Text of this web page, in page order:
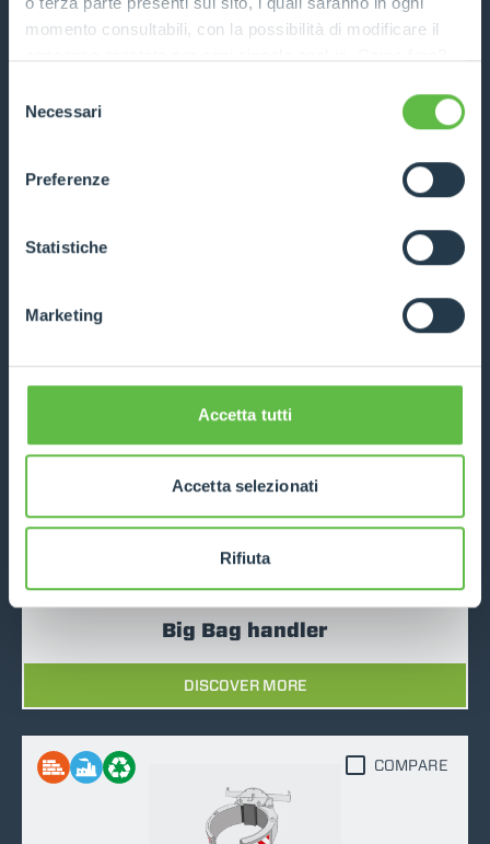
momento consultabili, con la possibilità di modificare il
ogni pagina, selezionare "Modifichi il suo consenso" e
dell'informativa completa nel footer presente in ogni
pagina. Per esercitare i diritti riconosciuti all'interessato ai
GDPR abbiamo predisposto una
apposita procedura.
delNecessari
Preferenze
Statistiche
Marketing
Accetta tutti
Accetta selezionati
Rifiuta
Tyre handler
DISCOVER MORE
COMPARE
Big Bag handler
DISCOVER MORE
COMPARE